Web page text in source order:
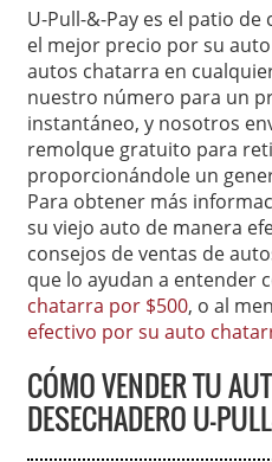
U-Pull-&-Pay es el patio
el mejor precio por su
autos chatarra en
nuestro número para un
instantáneo, y nosotros
remolque gratuito para
proporcionándole un
Para obtener más
su viejo auto de manera
consejos de ventas de
que lo ayudan a entender
chatarra por $500, o al
efectivo por su auto
CÓMO VENDER TU
DESECHADERO U-